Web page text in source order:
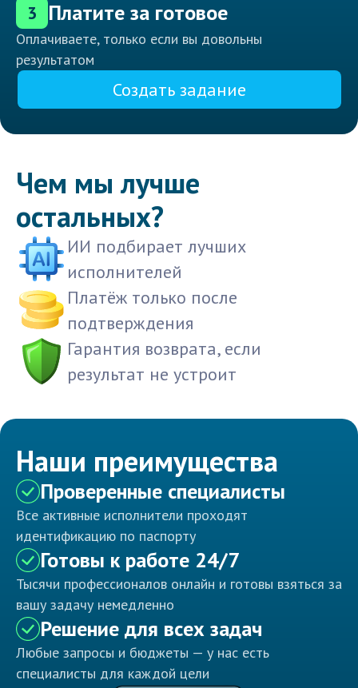
3 Платите за готовое
Оплачиваете, только если вы довольны
результатом
Создать задание
Чем мы лучше
остальных?
ИИ подбирает лучших
исполнителей
Платёж только после
подтверждения
Гарантия возврата, если
результат не устроит
Наши преимущества
Проверенные специалисты
Все активные исполнители проходят
идентификацию по паспорту
Готовы к работе 24/7
Тысячи профессионалов онлайн и готовы взяться за
вашу задачу немедленно
Решение для всех задач
Любые запросы и бюджеты — у нас есть
специалисты для каждой цели